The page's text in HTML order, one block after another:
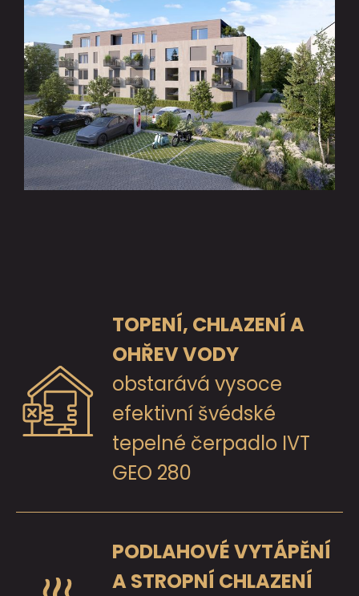
TOPENÍ, CHLAZENÍ A
OHŘEV VODY
obstarává vysoce
efektivní švédské
tepelné čerpadlo IVT
GEO 280
PODLAHOVÉ VYTÁPĚNÍ
A STROPNÍ CHLAZENÍ